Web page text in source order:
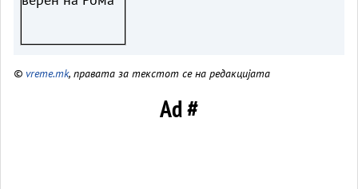
© vreme.mk, правата за текстот се на редакцијата
Ad #